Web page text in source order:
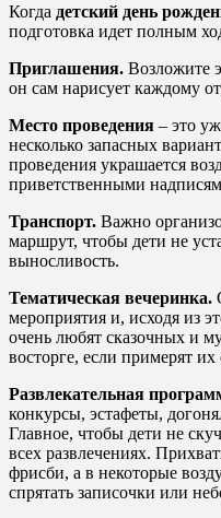
Когда детский день
подготовка идет полным
Приглашения. Возложите
он сам нарисует каждому
Место проведения – это
несколько запасных
проведения украшается
приветственными
Транспорт. Важно
маршрут, чтобы дети не
выносливость.
Тематическая вечеринка.
мероприятия и, исходя из
очень любят сказочных и
восторге, если примерят их
Развлекательная
конкурсы, эстафеты,
Главное, чтобы дети не
всех развлечениях.
фрисби, а в некоторые
спрятать записочки или